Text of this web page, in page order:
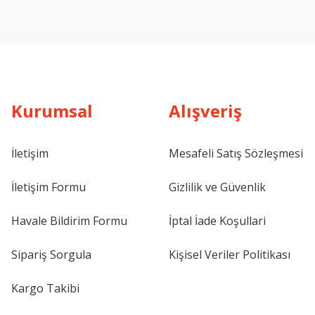
Kurumsal
İletişim
İletişim Formu
Havale Bildirim Formu
Sipariş Sorgula
Kargo Takibi
Alışveriş
Mesafeli Satış Sözleşmesi
Gizlilik ve Güvenlik
İptal İade Koşullari
Kişisel Veriler Politikası